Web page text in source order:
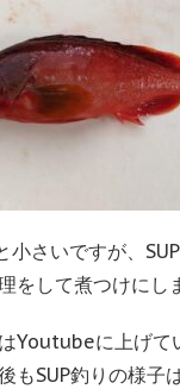
さいですが、
をして煮つけにし
Youtubeに上げて
もSUP釣りの様子